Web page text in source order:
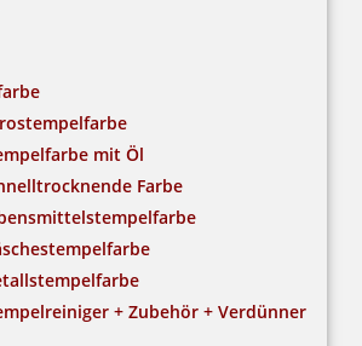
mit Öl
Farbe
+ Zubehör + Verdünner